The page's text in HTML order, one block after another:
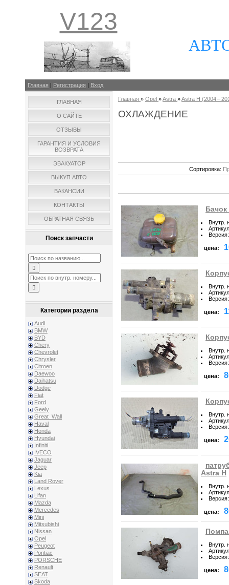
V123
Главная | Регистрация | Вход
ГЛАВНАЯ
О САЙТЕ
ОТЗЫВЫ
ГАРАНТИЯ И УСЛОВИЯ
ВОЗВРАТА
ЭВАКУАТОР
ВЫКУП АВТО
ВАКАНСИИ
КОНТАКТЫ
ОБРАТНАЯ СВЯЗЬ
Поиск запчасти
Категории раздела
Audi
BMW
BYD
Chery
Chevrolet
Chrysler
Citroen
Daewoo
Daihatsu
Dodge
Fiat
Ford
Geely
Great_Wall
Haval
Honda
Hyundai
Infiniti
IVECO
Jaguar
Jeep
Kia
Land Rover
Lexus
Lifan
Mazda
Mercedes
Mini
Mitsubishi
Nissan
Opel
Peugeot
Pontiac
PORSCHE
Renault
SEAT
Skoda
Главная » Opel »Astra »Astra H (2004 –
ОХЛАЖДЕНИЕ
Сортировка:
Внутр.
Артикул
Версия:
цена:
Внутр.
Артикул
Версия:
цена:
Внутр.
Артикул
Версия:
цена:
Внутр.
Артикул
Версия:
цена:
Astra H
Внутр.
Артикул
Версия:
цена:
Внутр.
Артикул
Версия:
цена: